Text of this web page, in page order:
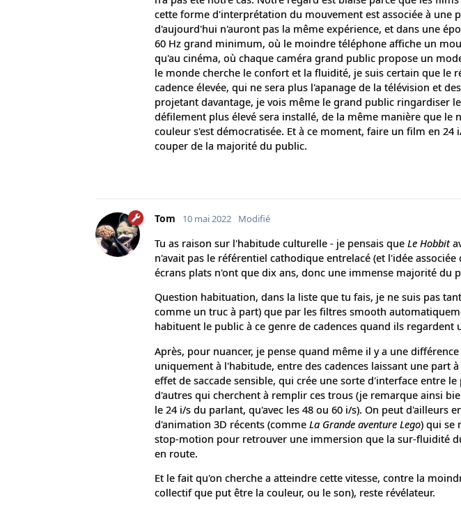
cette forme d'interprétation du mouvement est associée à une
d'aujourd'hui n'auront pas la même expérience, et dans une
60 Hz grand minimum, où le moindre téléphone affiche un
qu'au cinéma, où chaque caméra grand public propose un
le monde cherche le confort et la fluidité, je suis certain que le
cadence élevée, qui ne sera plus l'apanage de la télévision et
projetant davantage, je vois même le grand public ringardiser
défilement plus élevé sera installé, de la même manière que le
couleur s'est démocratisée. Et à ce moment, faire un film en
couper de la majorité du public.
Tom 10 mai 2022 Modifié
Tu as raison sur l'habitude culturelle - je pensais que Le Hobbit
n'avait pas le référentiel cathodique entrelacé (et l'idée
écrans plats n'ont que dix ans, donc une immense majorité du
Question habituation, dans la liste que tu fais, je ne suis pas
comme un truc à part) que par les filtres smooth
habituent le public à ce genre de cadences quand ils regardent
Après, pour nuancer, je pense quand même il y a une
uniquement à l'habitude, entre des cadences laissant une part
effet de saccade sensible, qui crée une sorte d'interface entre
d'autres qui cherchent à remplir ces trous (je remarque ainsi
le 24 i/s du parlant, qu'avec les 48 ou 60 i/s). On peut d'ailleurs
d'animation 3D récents (comme La Grande aventure Lego) qui se
stop-motion pour retrouver une immersion que la sur-fluidité
en route.
Et le fait qu'on cherche a atteindre cette vitesse, contre la
collectif que put être la couleur, ou le son), reste révélateur.